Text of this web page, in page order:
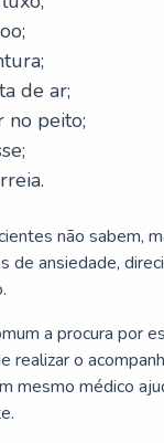
de ar;
no peito;
não sabem,
de ansiedade,
a procura por
realizar o
mesmo médico